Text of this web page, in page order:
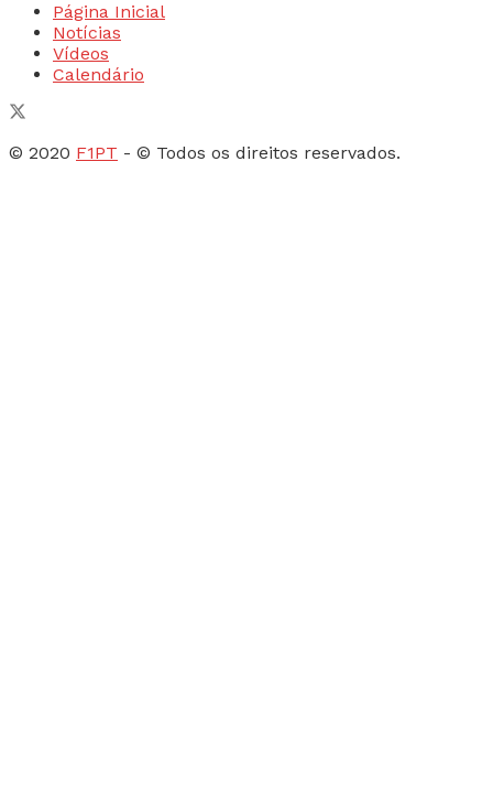
Página Inicial
Notícias
Vídeos
Calendário
© 2020 F1PT - © Todos os direitos reservados.